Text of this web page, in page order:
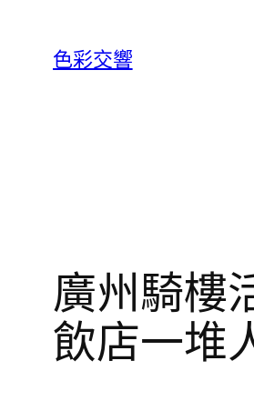
色彩交響
廣州騎樓
飲店一堆